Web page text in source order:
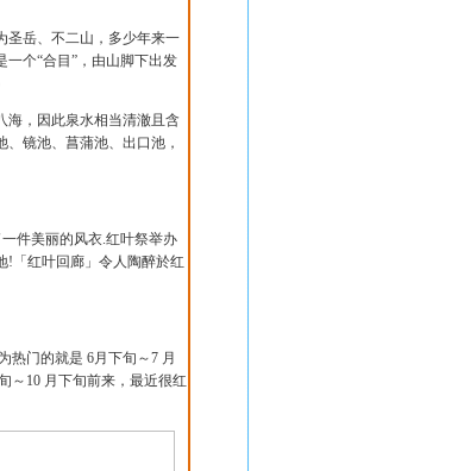
圣岳、不二山，多少年来一
一个“合目”，由山脚下出发
海，因此泉水相当清澈且含
镜池、菖蒲池、出口池，
件美丽的风衣.红叶祭举办
! 「红叶回廊」令人陶醉於红
热门的就是 6月下旬～7 月
～ 10 月下旬前来，最近很红